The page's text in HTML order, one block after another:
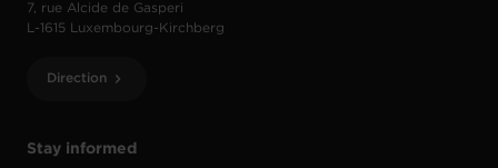
Stay informed
7, rue Alcide de Gasperi
L-1615 Luxembourg-Kirchberg
Direction